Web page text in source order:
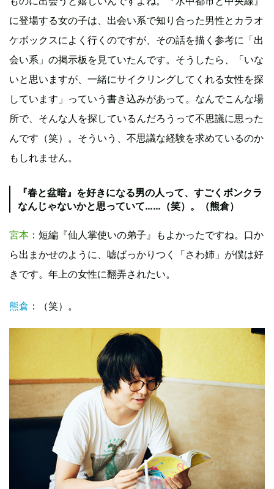
に登場する女の子は、出会い系で知り合った男性とカラオ
ケボックスによく行くのですが、その話を描く参考に「出
会い系」の掲示板を見ていたんです。そうしたら、「いな
いと思いますが、一緒にサイクリングしてくれる女性を探
しています」っていう書き込みがあって。なんでこんな場
所で、そんな人を探しているんだろうって不思議に思った
んです（笑）。そういう、不思議な経験を求めているのか
もしれません。
『春と盆暗』を好きになる男の人って、すごくボンクラ
なんじゃないかと思っていて……（笑）。（熊倉）
宮本 ：短編『仙人掌使いの弟子』もよかったですね。口か
ら出まかせのように、嘘ばっかりつく「さわ姉」が僕は好
きです。年上の女性に翻弄されたい。
熊倉 ：（笑）。